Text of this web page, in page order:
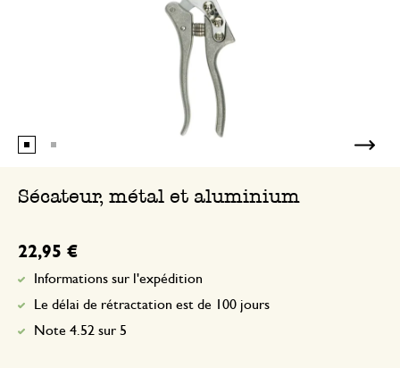
Sécateur, métal et aluminium
22,95 €
Informations sur l'expédition
Le délai de rétractation est de 100 jours
Note 4.52 sur 5